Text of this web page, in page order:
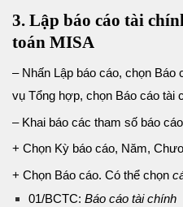
3. Lập báo cáo tài
toán MISA
– Nhấn Lập báo cáo, chọn Báo
vụ Tổng hợp, chọn Báo cáo tài
– Khai báo các tham số báo
+ Chọn Kỳ báo cáo, Năm,
+ Chọn Báo cáo. Có thể chọn
01/BCTC: Báo cáo tài chính